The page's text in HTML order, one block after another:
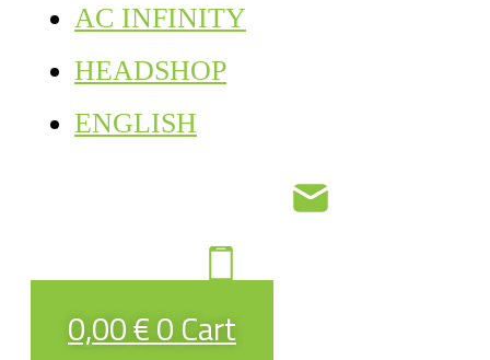
AC INFINITY
HEADSHOP
ENGLISH
0,00€0Cart